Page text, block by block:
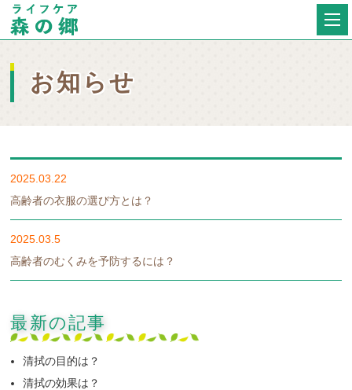
お知らせ
2025.03.22
高齢者の衣服の選び方とは？
2025.03.5
高齢者のむくみを予防するには？
最新の記事
清拭の目的は？
清拭の効果は？